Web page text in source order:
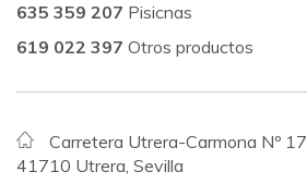
635 359 207 Pisicnas
619 022 397 Otros productos
Carretera Utrera-Carmona Nº 17
41710 Utrera, Sevilla